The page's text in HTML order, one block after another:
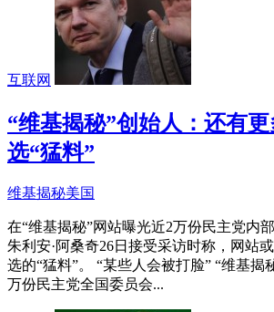
互联网
“维基揭秘”创始人：还有
选“猛料”
维基揭秘美国
在“维基揭秘”网站曝光近2万份民主党内
朱利安·阿桑奇26日接受采访时称，网站
选的“猛料”。 “某些人会被打脸” “维基揭
万份民主党全国委员会...